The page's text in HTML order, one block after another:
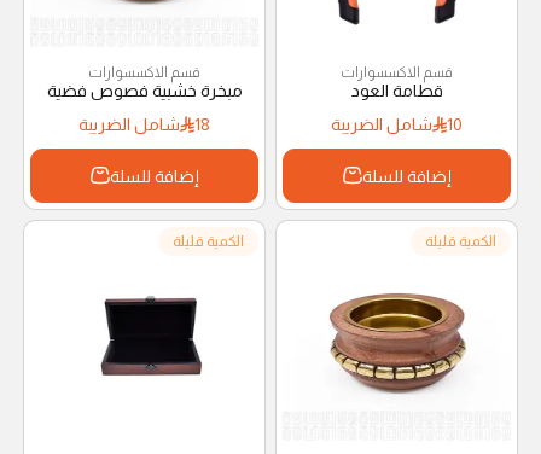
قسم الاكسسوارات
قطامة العود
10
شامل الضريبة
إضافة للسلة
قسم الاكسسوارات
مبخرة خشبية فصوص فضية
18
شامل الضريبة
إضافة للسلة
الكمية قليلة الكمية قليلة